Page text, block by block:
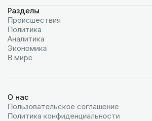
Разделы
Происшествия
Политика
Аналитика
Экономика
В мире
О нас
Пользовательское соглашение
Политика конфиденциальности